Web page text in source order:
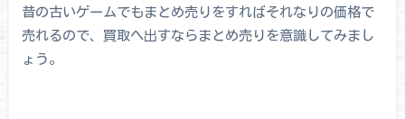
昔の古いゲームでもまとめ売りをすればそれなりの価格で
売れるので、買取へ出すならまとめ売りを意識してみまし
ょう。